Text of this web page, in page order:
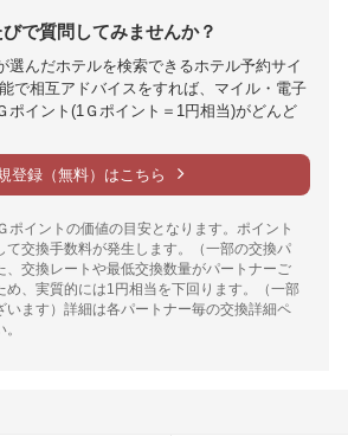
で質問してみませんか？
選んだホテルを検索できるホテル予約サイ
で相互アドバイスをすれば、マイル・電子
ポイント(1Ｇポイント＝1円相当)がどんど
登録（無料）はこちら
イントの価値の目安となります。ポイント
て交換手数料が発生します。（一部の交換パ
、交換レートや最低交換数量がパートナーご
め、実質的には1円相当を下回ります。（一部
います）詳細は各パートナー毎の交換詳細ペ